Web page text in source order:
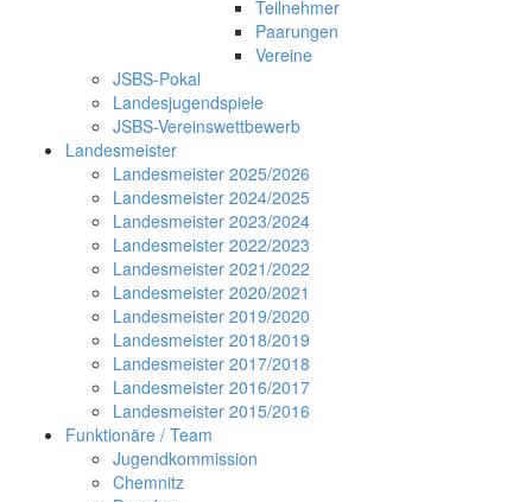
Teilnehmer
Paarungen
Vereine
JSBS-Pokal
Landesjugendspiele
JSBS-Vereinswettbewerb
Landesmeister
Landesmeister 2025/2026
Landesmeister 2024/2025
Landesmeister 2023/2024
Landesmeister 2022/2023
Landesmeister 2021/2022
Landesmeister 2020/2021
Landesmeister 2019/2020
Landesmeister 2018/2019
Landesmeister 2017/2018
Landesmeister 2016/2017
Landesmeister 2015/2016
Funktionäre / Team
Jugendkommission
Chemnitz